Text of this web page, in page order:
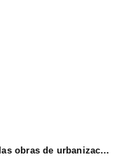
Avanzan las obras de urbanización del parque de La Reconquista, en los terrenos del antiguo matadero de Pola de Siero